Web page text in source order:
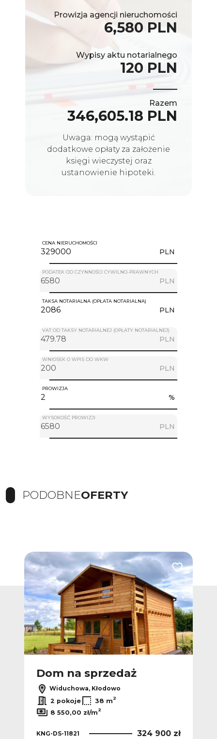
Prowizja agencji nieruchomości
6,580 PLN
Wypisy aktu notarialnego
120 PLN
Razem
346,605.18 PLN
Uwaga: mogą wystąpić
dodatkowe opłaty za założenie
księgi wieczystej oraz
ustanowienie hipoteki.
CENA NIERUCHOMOŚCI
PLN
PODATEK OD CZYNNOŚCI CYWILNO-PRAWNYCH
PLN
TAKSA NOTARIALNA (OPŁATA NOTARIALNA)
PLN
VAT OD TAKSY NOTARIALNEJ (OPŁATY NOTARIALNEJ)
PLN
WNIOSEK O WPIS DO WKW
PLN
PROWIZJA
%
WYSOKOŚĆ PROWIZJI
PLN
PODOBNEOFERTY
Dodaj do ulubionych Dodaj do
Dom na sprzedaż
Widuchowa, Kłodowo
2 pokoje
38 m2
8 550,00 zł/m2
KNG-DS-11821 324 900 zł